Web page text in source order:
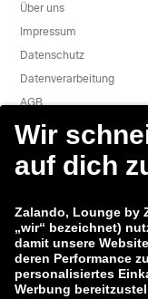
Über uns
Impressum
Datenschutz
Datenverarbeitung
AGB
Widerruf
Sicherheitslücke melden
Zalando-Gruppe
Zalando